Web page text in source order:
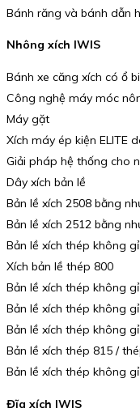
Bánh răng và bánh dẫn
Nhông xích IWIS
Bánh xe căng xích có ổ bi
Công nghệ máy móc
Máy gặt
Xích máy ép kiện ELITE
Giải pháp hệ thống cho
Dây xích bản lề
Bản lề xích 2508 bằng
Bản lề xích 2512 bằng
Bản lề xích thép không
Xích bản lề thép 800
Bản lề xích thép không
Bản lề xích thép không
Bản lề xích thép không
Bản lề xích thép 815 /
Bản lề xích thép không
Đĩa xích IWIS